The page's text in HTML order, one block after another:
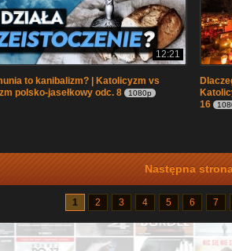
12:21
to kanibalizm? | Katolicyzm vs
polsko-jasełkowy odc. 8
1080p
16
Następna
1 2 3 4 5 6 7